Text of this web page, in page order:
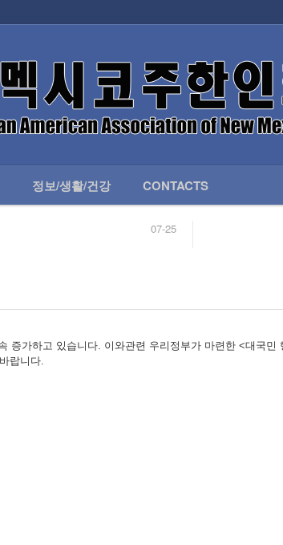
정보/생활/건강 CONTACTS
07-25
가하고 있습니다. 이와관련 우리정부가 마련한 <대국
랍니다.